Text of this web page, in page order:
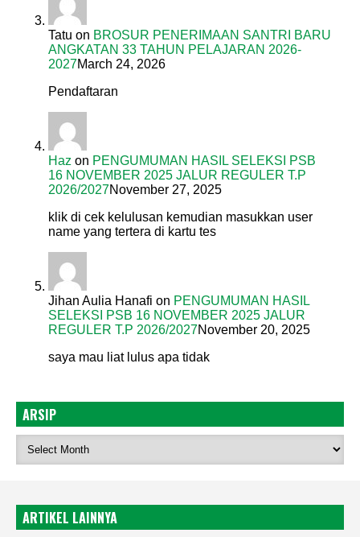
Tatu on BROSUR PENERIMAAN SANTRI BARU
ANGKATAN 33 TAHUN PELAJARAN 2026-
2027March 24, 2026
Pendaftaran
Haz on PENGUMUMAN HASIL SELEKSI PSB
16 NOVEMBER 2025 JALUR REGULER T.P
2026/2027November 27, 2025
klik di cek kelulusan kemudian masukkan user
name yang tertera di kartu tes
Jihan Aulia Hanafi on PENGUMUMAN HASIL
SELEKSI PSB 16 NOVEMBER 2025 JALUR
REGULER T.P 2026/2027November 20, 2025
saya mau liat lulus apa tidak
ARSIP
ARTIKEL LAINNYA